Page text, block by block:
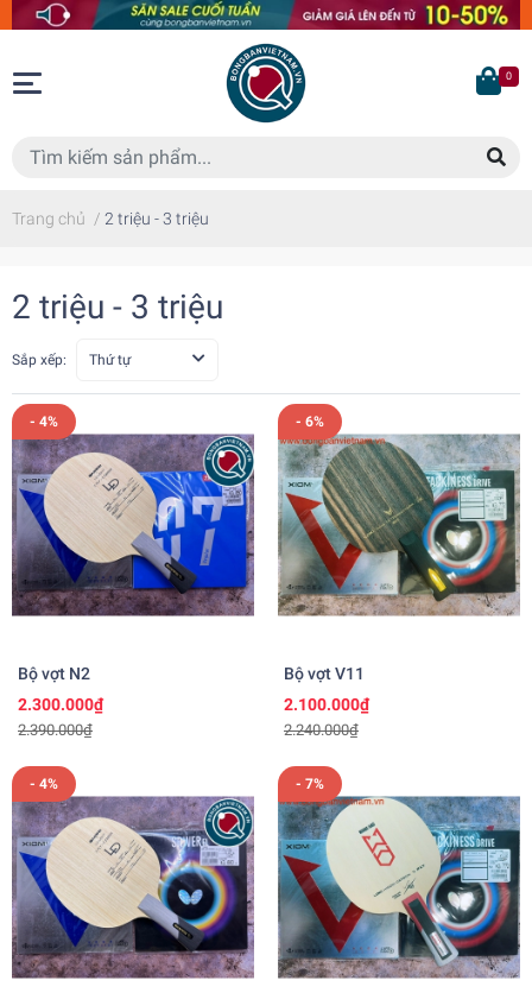
0
Trang chủ / 2 triệu - 3 triệu
2 triệu - 3 triệu
Sắp xếp: Thứ tự
- 4%
Bộ vợt N2
2.300.000₫
2.390.000₫
- 6%
Bộ vợt V11
2.100.000₫
2.240.000₫
- 4% - 7%